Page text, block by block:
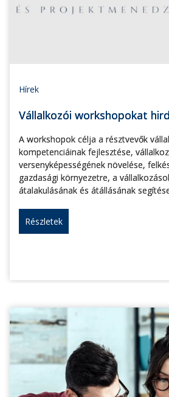
Hírek
Vállalkozói workshopokat
A workshopok célja a résztvevők
kompetenciáinak fejlesztése,
versenyképességének növelése,
gazdasági környezetre, a
átalakulásának és átállásának
Részletek